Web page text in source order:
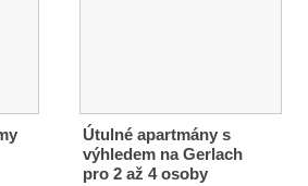
Útulné apartmány s
výhledem na Gerlach
pro 2 až 4 osoby